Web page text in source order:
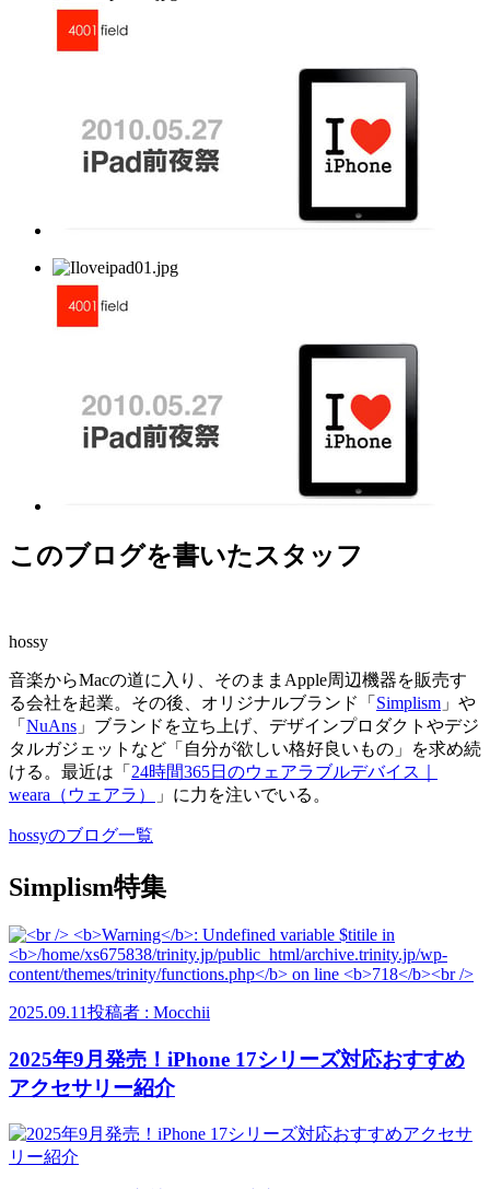
このブログを書いたスタッフ
hossy
音楽からMacの道に入り、そのままApple周辺機器を販売す
る会社を起業。その後、オリジナルブランド「 Simplism 」や
「 NuAns 」ブランドを立ち上げ、デザインプロダクトやデジ
タルガジェットなど「自分が欲しい格好良いもの」を求め続
ける。最近は「 24時間365日のウェアラブルデバイス｜
weara（ウェアラ）
」に力を注いでいる。
hossyのブログ一覧
Simplism特集
2025.09.11投稿者 : Mocchii
2025年9月発売！iPhone 17シリーズ対応おすすめ
アクセサリー紹介